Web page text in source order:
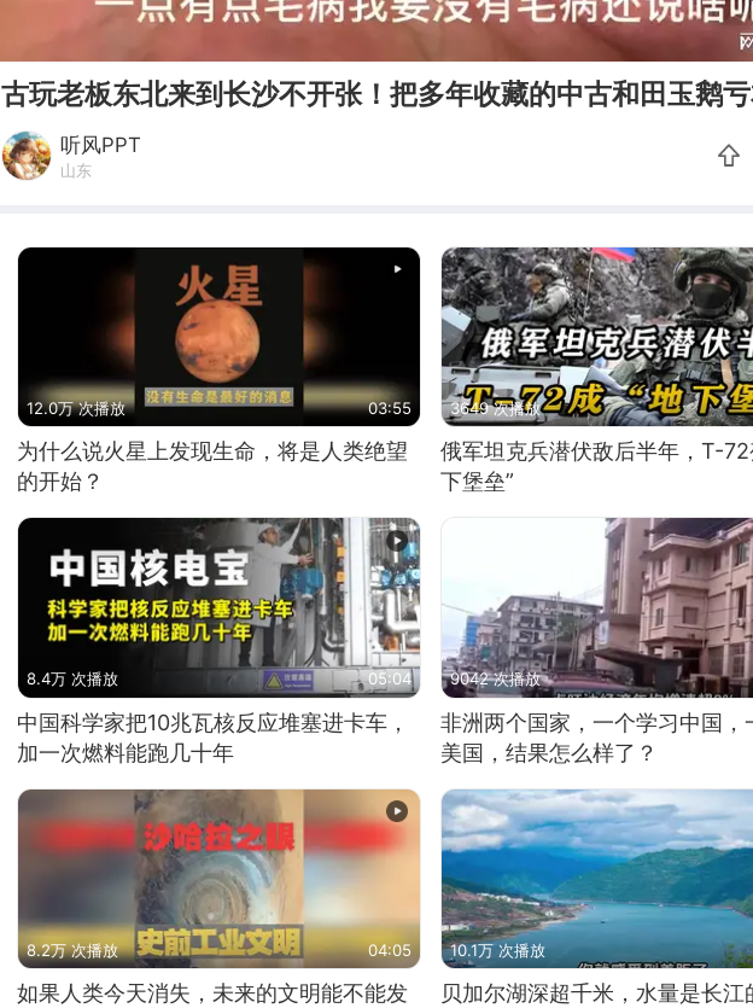
古玩老板东北来到长沙不开张！把多年收藏的中古和田玉鹅
听风PPT
山东
12.0万 次播放 03:55
为什么说火星上发现生命，将是人类绝望
的开始？
3649 次播放
俄军坦克兵潜伏敌后半年，T-72
下堡垒”
8.4万 次播放 05:04
中国科学家把10兆瓦核反应堆塞进卡车，
加一次燃料能跑几十年
9042 次播放
非洲两个国家，一个学习中国，
美国，结果怎么样了？
8.2万 次播放 04:05
如果人类今天消失，未来的文明能不能发
10.1万 次播放
贝加尔湖深超千米，水量是长江